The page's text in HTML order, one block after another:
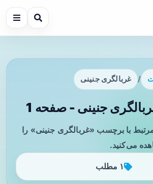
/ غربالگری جنینی
جنینی - صفحه 1
با برچسب «غربالگری جنینی» را
می‌کنید.
۱ مطلب